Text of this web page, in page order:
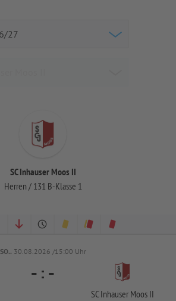
SC Inhauser Moos II
Herren / 131 B-Klasse 1
SO.. 30.08.2026 /15:00 Uhr
- : -
SC Inhauser Moos II